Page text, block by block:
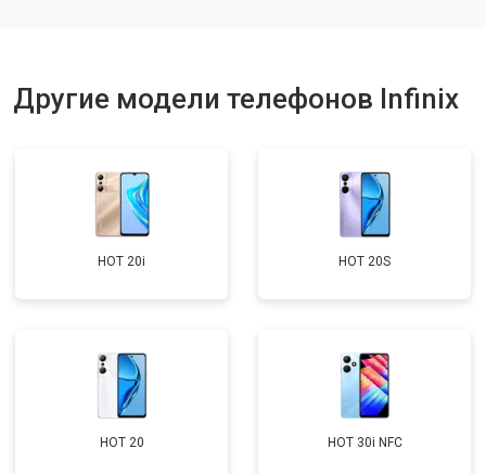
Другие модели телефонов Infinix
HOT 20i HOT 20S
HOT 20 HOT 30i NFC